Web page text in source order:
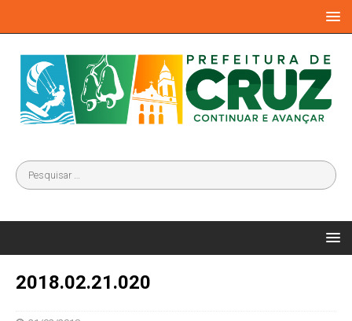
2018.02.21.020